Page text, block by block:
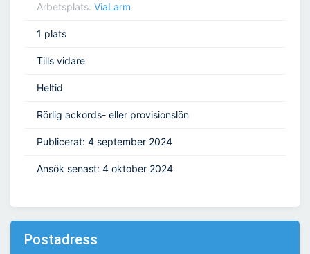
Arbetsplats: ViaLarm
1 plats
Tills vidare
Heltid
Rörlig ackords- eller provisionslön
Publicerat: 4 september 2024
Ansök senast: 4 oktober 2024
Postadress